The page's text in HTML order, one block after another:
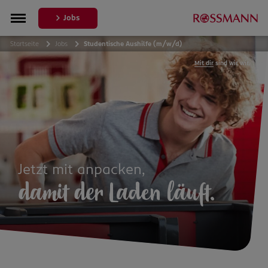
Jobs
Startseite Jobs Studentische Aushilfe (m/w/d)
Mit dirsind wir wir.
Jetzt mit anpacken,
damit der Laden läuft.